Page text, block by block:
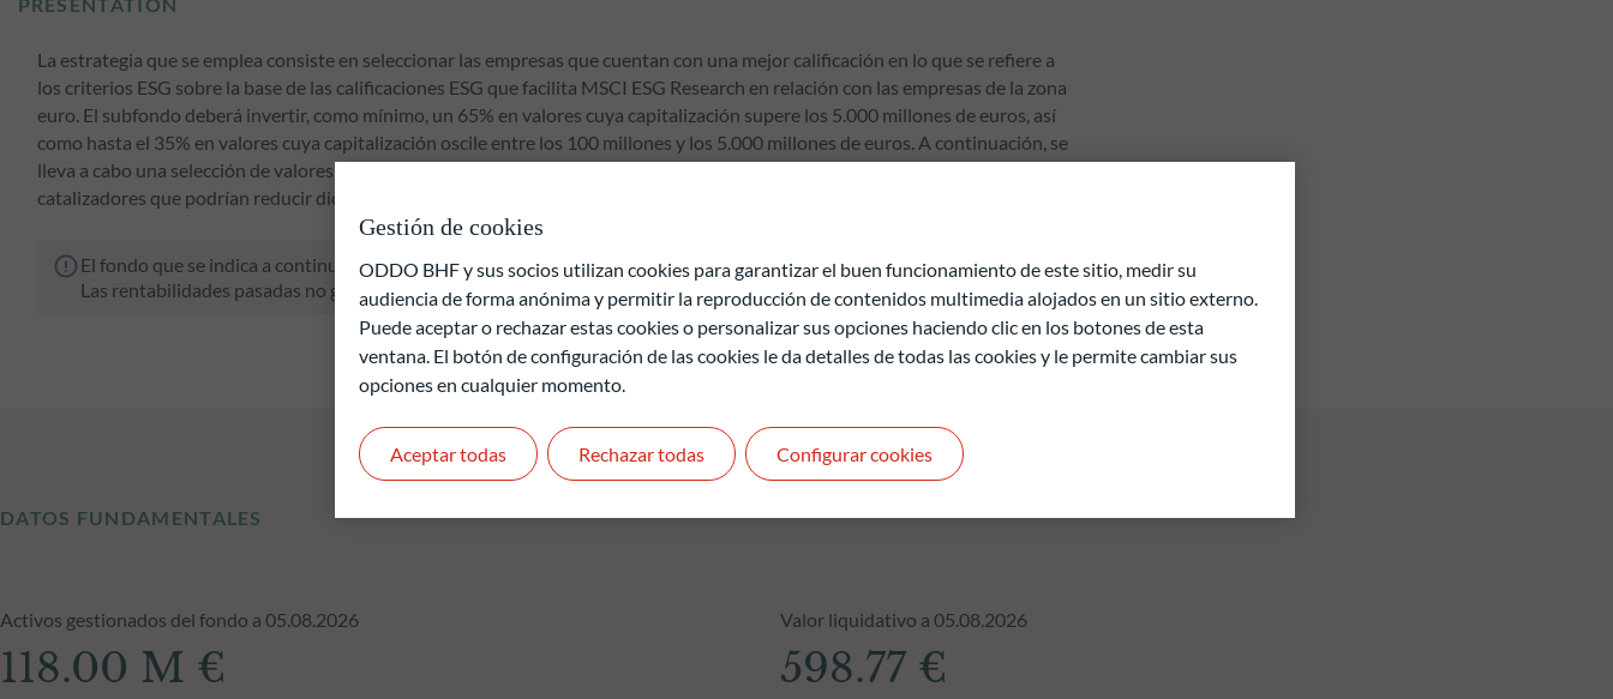
La estrategia que se emplea consiste en seleccionar las empresas que cuentan con una mejor calificación en lo que se refiere a
los criterios ESG sobre la base de las calificaciones ESG que facilita MSCI ESG Research en relación con las empresas de la zona
euro. El subfondo deberá invertir, como mínimo, un 65% en valores cuya capitalización supere los 5.000 millones de euros, así
como hasta el 35% en valores cuya capitalización oscile entre los 100 millones y los 5.000 millones de euros. A continuación, se
lleva a cabo una selección de valores que cotizan con descuento respecto de su valor intrínseco y se benefician de uno o varios
catalizadores que podrían reducir dicho descuento.
El fondo que se indica a continuación conlleva un riesgo de pérdida de capital.
Las rentabilidades pasadas no garantizan resultados futuros y no son constantes en el tiempo
DATOS FUNDAMENTALES
Activos gestionados del fondo a 05.08.2026
118.00 M €
Valor liquidativo a 05.08.2026
598.77 €
Gestión de cookies
ODDO BHF y sus socios utilizan cookies para garantizar el buen funcionamiento de este sitio, medir su
audiencia de forma anónima y permitir la reproducción de contenidos multimedia alojados en un sitio externo.
Puede aceptar o rechazar estas cookies o personalizar sus opciones haciendo clic en los botones de esta
ventana. El botón de configuración de las cookies le da detalles de todas las cookies y le permite cambiar sus
opciones en cualquier momento.
Rechazar todas
Aceptar todas Configurar cookies